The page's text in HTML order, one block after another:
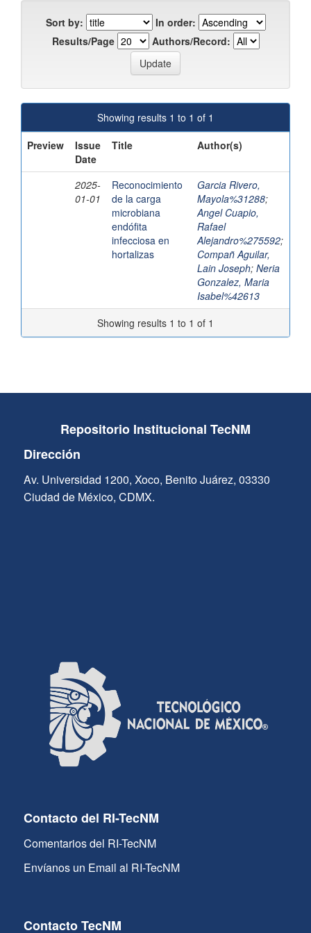
Sort by:
In order:
Results/Page
Authors/Record:
Showing results 1 to 1 of 1
Preview
Issue
Date
Title Author(s)
2025-
01-01
Reconocimiento
de la carga
microbiana
endófita
infecciosa en
hortalizas
Garcia Rivero,
Mayola%31288;
Angel Cuapio,
Rafael
Alejandro%275592;
Compañ Aguilar,
Lain Joseph; Neria
Gonzalez, Maria
Isabel%42613
Showing results 1 to 1 of 1
Repositorio Institucional TecNM
Dirección
Av. Universidad 1200, Xoco, Benito Juárez, 03330
Ciudad de México, CDMX.
Contacto del RI-TecNM
Comentarios del RI-TecNM
Envíanos un Email al RI-TecNM
Contacto TecNM